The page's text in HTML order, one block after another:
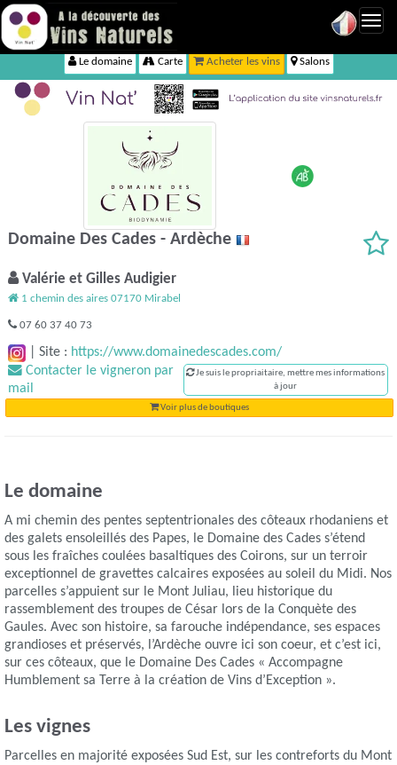
Le domaine Carte Acheter les vins Salons
Domaine Des Cades - Ardèche
Valérie et Gilles Audigier
1 chemin des aires 07170 Mirabel
07 60 37 40 73
|Site : https://www.domainedescades.com/
Contacter le vigneron par
mail
Je suis le propriaitaire, mettre mes informations
à jour
Voir plus de boutiques
Le domaine
A mi chemin des pentes septentrionales des côteaux rhodaniens et
des galets ensoleillés des Papes, le Domaine des Cades s’étend
sous les fraîches coulées basaltiques des Coirons, sur un terroir
exceptionnel de gravettes calcaires exposées au soleil du Midi. Nos
parcelles s’appuient sur le Mont Juliau, lieu historique du
rassemblement des troupes de César lors de la Conquète des
Gaules. Avec son histoire, sa farouche indépendance, ses espaces
grandioses et préservés, l’Ardèche ouvre ici son coeur, et c’est ici,
sur ces côteaux, que le Domaine Des Cades « Accompagne
Humblement sa Terre à la création de Vins d’Exception ».
Les vignes
Parcelles en majorité exposées Sud Est, sur les contreforts du Mont